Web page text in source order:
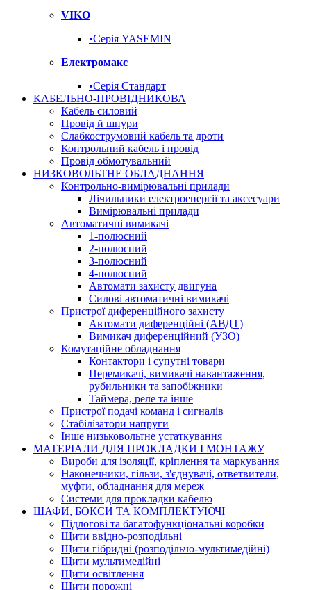
VIKO
•Серія YASEMIN
Електромакс
•Серія Стандарт
КАБЕЛЬНО-ПРОВІДНИКОВА
Кабель силовий
Провід й шнури
Слабкострумовий кабель та дроти
Контрольний кабель і провід
Провід обмотувальний
НИЗКОВОЛЬТНЕ ОБЛАДНАННЯ
Контрольно-вимірювальні прилади
Лічильники електроенергії та аксесуари
Вимірювальні прилади
Автоматичні вимикачі
1-полюсний
2-полюсний
3-полюсний
4-полюсний
Автомати захисту двигуна
Силові автоматичні вимикачі
Пристрої диференційного захисту
Автомати диференційні (АВДТ)
Вимикач диференційний (УЗО)
Комутаційне обладнання
Контактори і супутні товари
Перемикачі, вимикачі навантаження,
рубильники та запобіжники
Таймера, реле та інше
Пристрої подачі команд і сигналів
Cтабілізатори напруги
Інше низьковольтне устаткування
МАТЕРІАЛИ ДЛЯ ПРОКЛАДКИ І МОНТАЖУ
Вироби для ізоляції, кріплення та маркування
Наконечники, гільзи, з'єднувачі, ответвители,
муфти, обладнання для мереж
Системи для прокладки кабелю
ШАФИ, БОКСИ ТА КОМПЛЕКТУЮЧІ
Підлогові та багатофункціональні коробки
Щити ввідно-розподільні
Щити гібридні (розподільчо-мультимедійні)
Щити мультимедійні
Щити освітлення
Щити порожні